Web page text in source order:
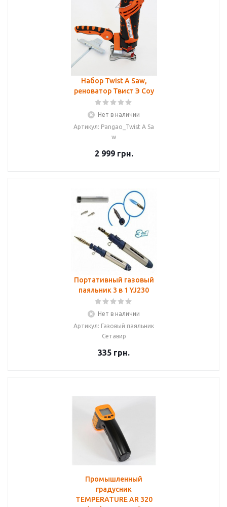
Набор Twist A Saw,
реноватор Твист Э Соу
Нет в наличии
Артикул: Pangao_Twist A Sa
w
2 999грн.
Портативный газовый
паяльник 3 в 1 YJ230
Нет в наличии
Артикул: Газовый паяльник
Сетавир
335 грн.
Промышленный
градусник
TEMPERATURE AR 320